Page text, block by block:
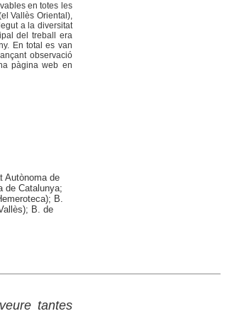
en totes les
Vallès Oriental),
a la diversitat
del treball era
En total es van
observació
pàgina web en
Autònoma de
de Catalunya;
B.
B. de
tantes